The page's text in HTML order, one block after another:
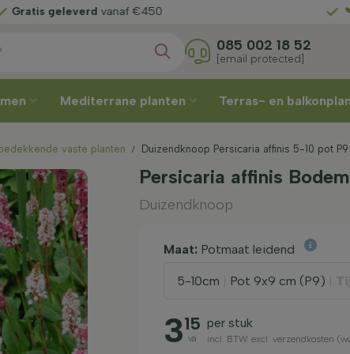
uw leverweek Gratis
085 002 18 52
[email protected]
Mediterrane planten Terras- en
vaste planten Duizendknoop Persicaria affinis 5-10 pot P9
Persicaria affinis
Duizendknoop
Maat: Potmaat leidend
5-10cm Pot 9x9 cm (P9)
315
va
per stuk
incl. BTW. excl. verzendkosten